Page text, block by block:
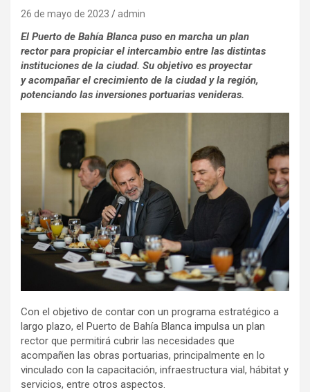
26 de mayo de 2023 admin
El Puerto de Bahía Blanca puso en marcha un plan
rector para propiciar el intercambio entre las distintas
instituciones de la ciudad. Su objetivo es proyectar
y acompañar el crecimiento de la ciudad y la región,
potenciando las inversiones portuarias venideras.
Con el objetivo de contar con un programa estratégico a
largo plazo, el Puerto de Bahía Blanca impulsa un plan
rector que permitirá cubrir las necesidades que
acompañen las obras portuarias, principalmente en lo
vinculado con la capacitación, infraestructura vial, hábitat y
servicios, entre otros aspectos.